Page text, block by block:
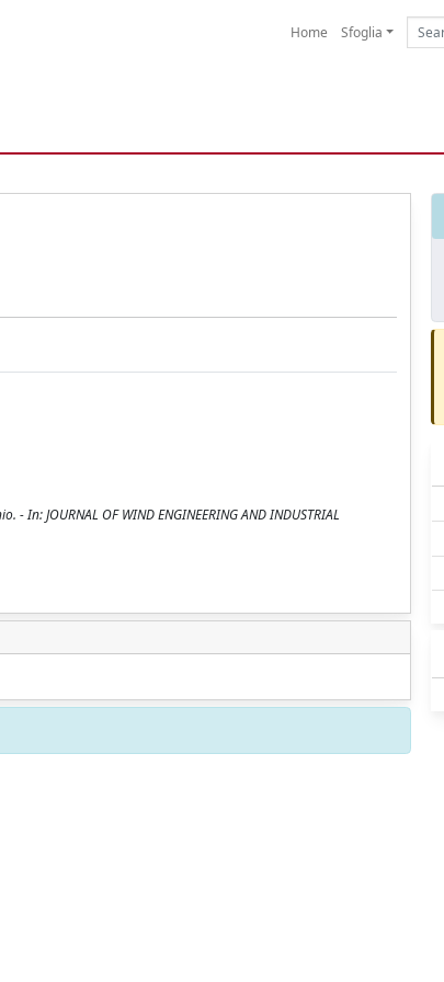
Home Sfoglia
JOURNAL OF WIND ENGINEERING AND INDUSTRIAL